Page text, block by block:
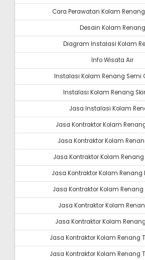
Cara Perawatan Kolam
Desain Kolam Renang
Diagram Instalasi Kolam
Info Wisata Air
Instalasi Kolam Renang Semi
Instalasi Kolam Renang
Jasa Instalasi Kolam
Jasa Kontraktor Kolam
Jasa Kontraktor Kolam
Jasa Kontraktor Kolam Renang
Jasa Kontraktor Kolam Renang
Jasa Kontraktor Kolam
Jasa Kontraktor Kolam
Jasa Kontraktor Kolam
Jasa Kontraktor Kolam Renang
Jasa Kontraktor Kolam Renang